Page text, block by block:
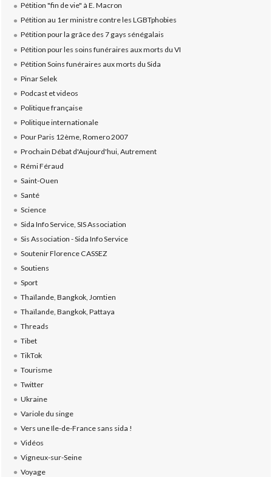
Pétition "fin de vie" à E. Macron
Pétition au 1er ministre contre les LGBTphobies
Pétition pour la grâce des 7 gays sénégalais
Pétition pour les soins funéraires aux morts du VI
Pétition Soins funéraires aux morts du Sida
Pinar Selek
Podcast et videos
Politique française
Politique internationale
Pour Paris 12ème, Romero 2007
Prochain Débat d'Aujourd'hui, Autrement
Rémi Féraud
Saint-Ouen
Santé
Science
Sida Info Service, SIS Association
Sis Association - Sida Info Service
Soutenir Florence CASSEZ
Soutiens
Sport
Thaïlande, Bangkok, Jomtien
Thaïlande, Bangkok, Pattaya
Threads
Tibet
TikTok
Tourisme
Twitter
Ukraine
Variole du singe
Vers une Ile-de-France sans sida !
Vidéos
Vigneux-sur-Seine
Voyage